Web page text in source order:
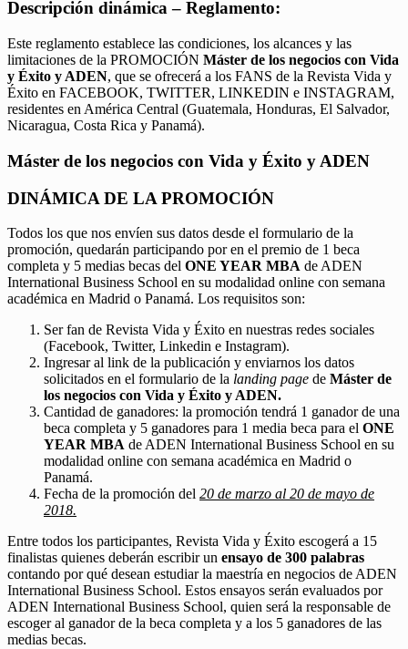
Descripción dinámica – Reglamento:
Este reglamento establece las condiciones, los alcances y las
limitaciones de la PROMOCIÓN Máster de los negocios con Vida
y Éxito y ADEN, que se ofrecerá a los FANS de la Revista Vida y
Éxito en FACEBOOK, TWITTER, LINKEDIN e INSTAGRAM,
residentes en América Central (Guatemala, Honduras, El Salvador,
Nicaragua, Costa Rica y Panamá).
Máster de los negocios con Vida y Éxito y ADEN
DINÁMICA DE LA PROMOCIÓN
Todos los que nos envíen sus datos desde el formulario de la
promoción, quedarán participando por en el premio de 1 beca
completa y 5 medias becas del ONE YEAR MBA de ADEN
International Business School en su modalidad online con semana
académica en Madrid o Panamá. Los requisitos son:
Ser fan de Revista Vida y Éxito en nuestras redes sociales
(Facebook, Twitter, Linkedin e Instagram).
Ingresar al link de la publicación y enviarnos los datos
solicitados en el formulario de la landing page de Máster de
los negocios con Vida y Éxito y ADEN.
Cantidad de ganadores: la promoción tendrá 1 ganador de una
beca completa y 5 ganadores para 1 media beca para el ONE
YEAR MBA de ADEN International Business School en su
modalidad online con semana académica en Madrid o
Panamá.
Fecha de la promoción del 20 de marzo al 20 de mayo de
2018.
Entre todos los participantes, Revista Vida y Éxito escogerá a 15
finalistas quienes deberán escribir un ensayo de 300 palabras
contando por qué desean estudiar la maestría en negocios de ADEN
International Business School. Estos ensayos serán evaluados por
ADEN International Business School, quien será la responsable de
escoger al ganador de la beca completa y a los 5 ganadores de las
medias becas.